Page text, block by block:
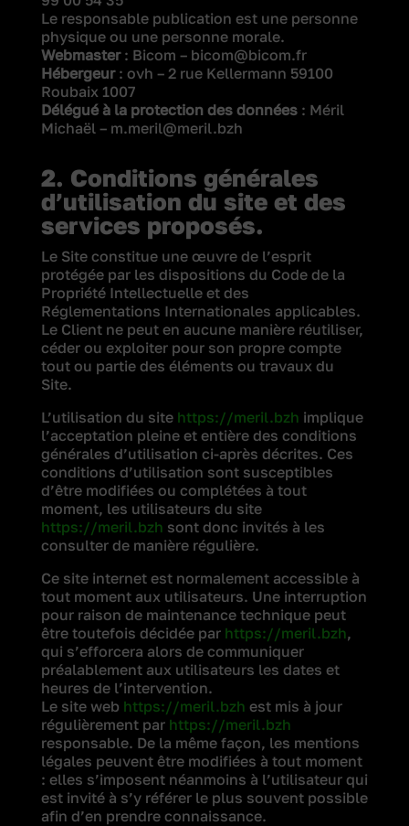
Le responsable publication est une personne
physique ou une personne morale.
Webmaster: Bicom – bicom@bicom.fr
Hébergeur: ovh – 2 rue Kellermann 59100
Roubaix 1007
Délégué à la protection des données: Méril
Michaël – m.meril@meril.bzh
2. Conditions générales
d’utilisation du site et des
services proposés.
Le Site constitue une œuvre de l’esprit
protégée par les dispositions du Code de la
Propriété Intellectuelle et des
Réglementations Internationales applicables.
Le Client ne peut en aucune manière réutiliser,
céder ou exploiter pour son propre compte
tout ou partie des éléments ou travaux du
Site.
L’utilisation du site https://meril.bzh implique
l’acceptation pleine et entière des conditions
générales d’utilisation ci-après décrites. Ces
conditions d’utilisation sont susceptibles
d’être modifiées ou complétées à tout
moment, les utilisateurs du site
https://meril.bzh sont donc invités à les
consulter de manière régulière.
Ce site internet est normalement accessible à
tout moment aux utilisateurs. Une interruption
pour raison de maintenance technique peut
être toutefois décidée par https://meril.bzh,
qui s’efforcera alors de communiquer
préalablement aux utilisateurs les dates et
heures de l’intervention.
Le site web https://meril.bzh est mis à jour
régulièrement par https://meril.bzh
responsable. De la même façon, les mentions
légales peuvent être modifiées à tout moment
: elles s’imposent néanmoins à l’utilisateur qui
est invité à s’y référer le plus souvent possible
afin d’en prendre connaissance.